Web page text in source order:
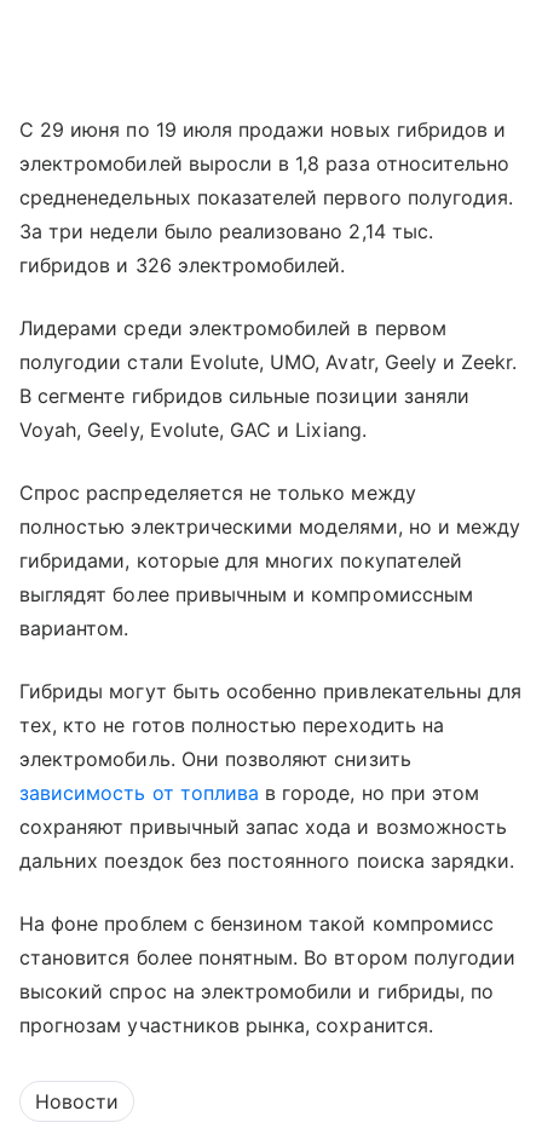
С 29 июня по 19 июля продажи новых гибридов и
электромобилей выросли в 1,8 раза относительно
средненедельных показателей первого полугодия.
За три недели было реализовано 2,14 тыс.
гибридов и 326 электромобилей.
Лидерами среди электромобилей в первом
полугодии стали Evolute, UMO, Avatr, Geely и Zeekr.
В сегменте гибридов сильные позиции заняли
Voyah, Geely, Evolute, GAC и Lixiang.
Спрос распределяется не только между
полностью электрическими моделями, но и между
гибридами, которые для многих покупателей
выглядят более привычным и компромиссным
вариантом.
Гибриды могут быть особенно привлекательны для
тех, кто не готов полностью переходить на
электромобиль. Они позволяют снизить
зависимость от топлива в городе, но при этом
сохраняют привычный запас хода и возможность
дальних поездок без постоянного поиска зарядки.
На фоне проблем с бензином такой компромисс
становится более понятным. Во втором полугодии
высокий спрос на электромобили и гибриды, по
прогнозам участников рынка, сохранится.
Новости